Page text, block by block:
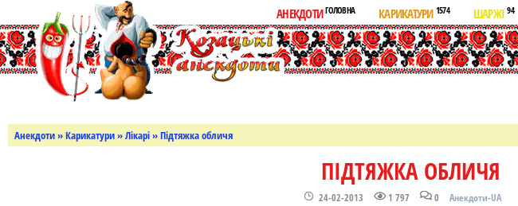
АНЕКДОТИГОЛОВНА КАРИКАТУРИ 1574 ШАРЖІ94
Анекдоти»Карикатури»Лікарі» Підтяжка обличя
ПІДТЯЖКА ОБЛИЧЯ
24-02-2013 1 797 0 Анекдоти-UA